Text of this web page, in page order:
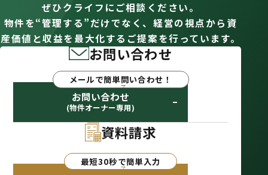
ぜひクライフにご相談ください。
物件を“管理する”だけでなく、経営の視点から資
産価値と収益を最大化するご提案を行っています。
お問い合わせ
メールで簡単問い合わせ！
お問い合わせ
(物件オーナー専用)
資料請求
最短30秒で簡単入力